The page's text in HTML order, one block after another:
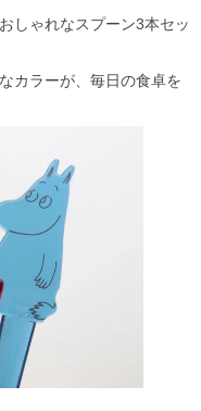
しゃれなスプーン3本セッ
カラーが、毎日の食卓を